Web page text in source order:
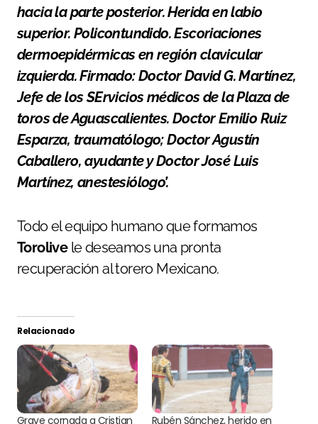
hacia la parte posterior. Herida en labio
superior. Policontundido. Escoriaciones
dermoepidérmicas en región clavicular
izquierda. Firmado: Doctor David G. Martínez,
Jefe de los SErvicios médicos de la Plaza de
toros de Aguascalientes. Doctor Emilio Ruiz
Esparza, traumatólogo; Doctor Agustín
Caballero, ayudante y Doctor José Luis
Martínez, anestesiólogo’.
Todo el equipo humano que formamos
Torolivele deseamos una pronta
recuperación al torero Mexicano.
Relacionado
Grave cornada a Cristian Rubén Sánchez, herido en